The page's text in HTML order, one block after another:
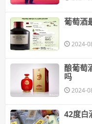
葡萄酒
2024-
酿葡萄
吗
2024-
​42度白